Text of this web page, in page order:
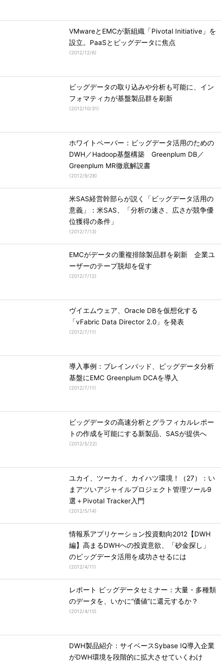
VMwareとEMCが新組織「Pivotal Initiative」を
設立。PaaSとビッグデータに焦点
(2012/12/6)
ビッグデータの取り込みや分析も可能に、イン
フォマティカが基盤製品群を刷新
(2012/10/31)
ホワイトペーパー：ビッグデータ活用のための
DWH／Hadoop基盤構築 Greenplum DB／
Greenplum MR徹底解説書
(2012/9/28)
米SAS経営幹部らが説く「ビッグデータ活用の
意義」：米SAS、「分析の速さ、広さが競争優
位獲得の条件」
(2012/7/13)
EMCがデータの重複排除製品群を刷新 企業ユ
ーザーのテープ脱却を促す
(2012/7/12)
ヴイエムウェア、Oracle DBを仮想化する
「vFabric Data Director 2.0」を発表
(2012/7/11)
導入事例：ブレインパッド、ビッグデータ分析
基盤にEMC Greenplum DCAを導入
(2012/7/11)
ビッグデータの高速分析とグラフィカルレポー
トの作成を可能にする新製品、SASが提供へ
(2012/5/22)
ユカイ、ツーカイ、カイハツ環境！（27）：い
まアツいアジャイルプロジェクト管理ツール9
選＋Pivotal Tracker入門
(2012/5/14)
情報系アプリケーション投資動向2012【DWH
編】高まるDWHへの投資意欲、「砂金探し」
のビッグデータ活用を成功させるには
(2012/4/11)
レポート ビッグデータセミナー：大量・多種類
のデータを、いかに“価値”に還元するか？
(2012/4/10)
DWH製品紹介：サイベースSybase IQ導入企業
がDWH環境を段階的に拡大させていくわけ